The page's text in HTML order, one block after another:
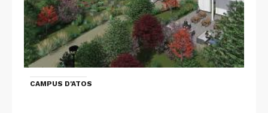
CAMPUS D'ATOS